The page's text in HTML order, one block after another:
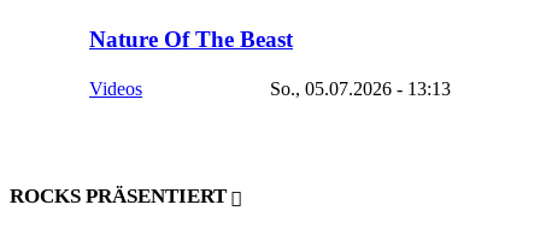
Nature Of The Beast
Videos So., 05.07.2026 - 13:13
ROCKS PRÄSENTIERT